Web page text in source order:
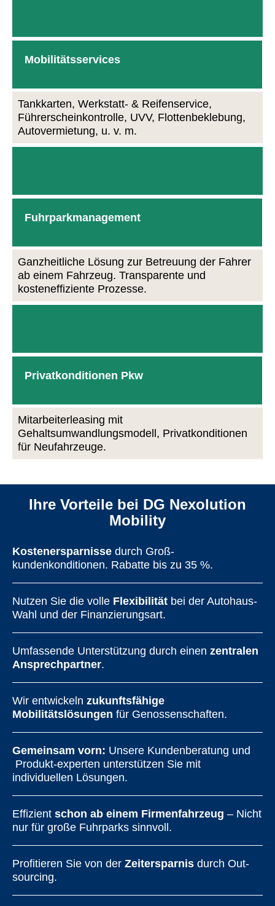
Mobilitätsservices
Tankkarten, Werkstatt- & Reifenservice,
Führerscheinkontrolle, UVV, Flottenbeklebung,
Autovermietung, u. v. m.
Fuhrparkmanagement
Ganzheitliche Lösung zur Betreuung der Fahrer
ab einem Fahrzeug. Transparente und
kosteneffiziente Prozesse.
Privatkonditionen Pkw
Mitarbeiterleasing mit
Gehaltsumwandlungsmodell, Privatkonditionen
für Neufahrzeuge.
Ihre Vorteile bei DG Nexolution
Mobility
Kostenersparnisse durch Groß-
kundenkonditionen. Rabatte bis zu 35 %.
Nutzen Sie die volle Flexibilität bei der Autohaus-
Wahl und der Finanzierungsart.
Umfassende Unterstützung durch einen zentralen
Ansprechpartner.
Wir entwickeln zukunftsfähige
Mobilitätslösungen für Genossenschaften.
Gemeinsam vorn: Unsere Kundenberatung und
Produkt-experten unterstützen Sie mit
individuellen Lösungen.
Effizient schon ab einem Firmenfahrzeug – Nicht
nur für große Fuhrparks sinnvoll.
Profitieren Sie von der Zeitersparnis durch Out-
sourcing.